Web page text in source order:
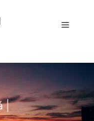
Menu
thế giới|